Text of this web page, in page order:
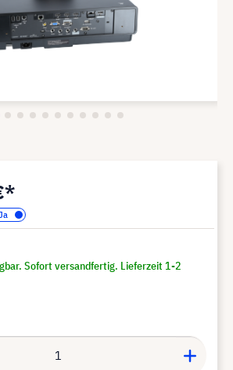
Sofort versandfertig. Lieferzeit 1-2